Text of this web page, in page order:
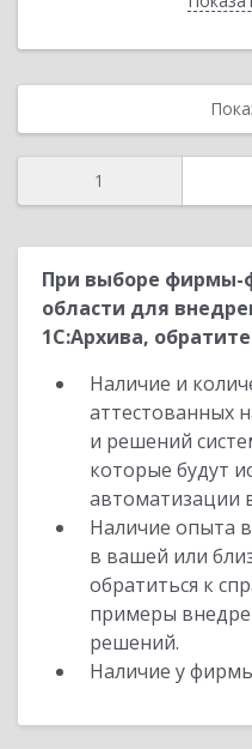
1
При выборе фирмы-
области для
1С:Архива,
Наличие и
аттестованных
и решений
которые будут
автоматизации
Наличие опыта
в вашей или
обратиться к
примеры
решений.
Наличие у